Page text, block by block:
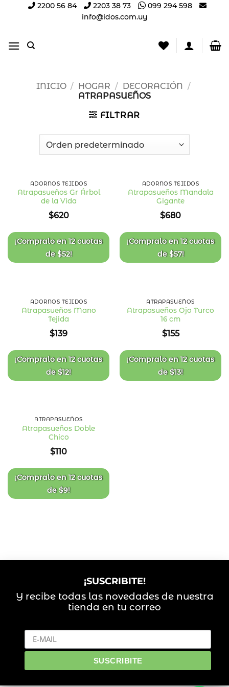
2200 56 84 2203 38 73
099 294 598
info@idos.com.uy
INICIO / HOGAR / DECORACIÓN /
ATRAPASUEÑOS
FILTRAR
ADORNOS TEJIDOS
Atrapasueños Gr Árbol
de la Vida
$620
¡Compralo en12 cuotas
de$52!
ADORNOS TEJIDOS
Atrapasueños Mandala
Gigante
$680
¡Compralo en12 cuotas
de$57!
ADORNOS TEJIDOS
Atrapasueños Mano
Tejida
$139
¡Compralo en12 cuotas
de$12!
ATRAPASUEÑOS
Atrapasueños Ojo Turco
16 cm
$155
¡Compralo en12 cuotas
de$13!
ATRAPASUEÑOS
Atrapasueños Doble
Chico
$110
¡Compralo en12 cuotas
de$9!
¡SUSCRIBITE!
Y recibe todas las novedades de nuestra
tienda en tu correo